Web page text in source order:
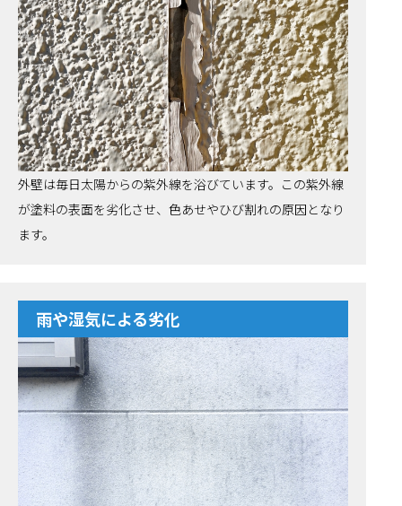
外壁は毎日太陽からの紫外線を浴びています。この紫外線
が塗料の表面を劣化させ、色あせやひび割れの原因となり
ます。
雨や湿気による劣化